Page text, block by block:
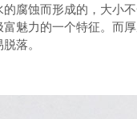
腐蚀而形成的，大小
魅力的一个特征。而
落。